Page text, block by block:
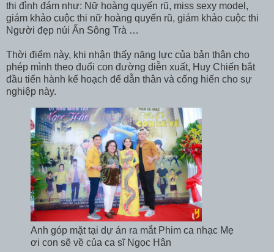
thi đình đám như: Nữ hoàng quyến rũ, miss sexy model,
giám khảo cuộc thi nữ hoàng quyến rũ, giám khảo cuộc thi
Người đẹp núi Ấn Sông Trà …
Thời điểm này, khi nhận thấy năng lực của bản thân cho
phép mình theo đuổi con đường diễn xuất, Huy Chiến bắt
đầu tiến hành kế hoạch để dẫn thân và cống hiến cho sự
nghiệp này.
Anh góp mặt tại dự án ra mắt Phim ca nhạc Mẹ
ơi con sẽ về của ca sĩ Ngọc Hân